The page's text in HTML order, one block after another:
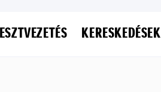
KERESKEDÉSEK